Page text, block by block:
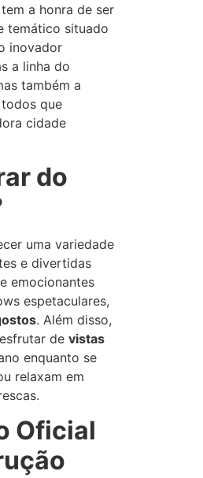
a honra de ser
temático situado
inovador
a linha do
também a
que
cidade
do
uma variedade
e divertidas
emocionantes
espetaculares,
. Além disso,
de vistas
enquanto se
relaxam em
Oficial